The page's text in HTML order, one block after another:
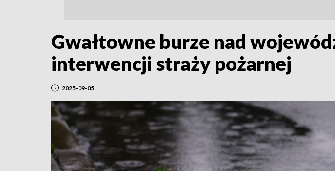
Gwałtowne burze nad
interwencji straży pożarnej
2025-09-05